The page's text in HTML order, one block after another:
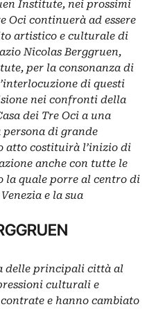
Institute, nei prossimi
Oci continuerà ad essere
artistico e culturale di
Nicolas Berggruen,
per la consonanza di
di questi
nei confronti della
dei Tre Oci a una
di grande
atto costituirà l’inizio di
anche con tutte le
quale porre al centro di
e la sua
delle principali città al
culturali e
e hanno cambiato